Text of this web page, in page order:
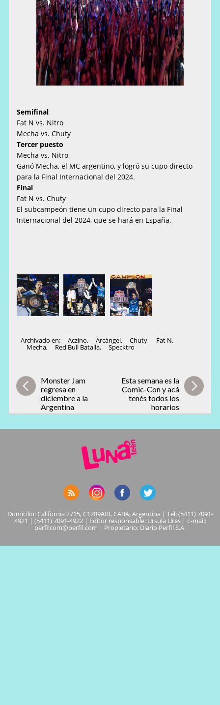
Semifinal
Fat N vs. Nitro
Mecha vs. Chuty
Tercer puesto
Mecha vs. Nitro
Ganó Mecha, el MC argentino, y logró su cupo directo
para la Final Internacional del 2024.
Final
Fat N vs. Chuty
El subcampeón tiene un cupo directo para la Final
Internacional del 2024, que se hará en España.
Archivado en: Aczino, Arcángel, Chuty, Fat N,
Mecha, Red Bull Batalla, Specktro
Monster Jam
regresa en
diciembre a la
Argentina
Esta semana es la
Comic-Con y acá
tenés todos los
horarios
Domicilio: California 2715, C1289ABI, CABA, Argentina | Tel: (5411) 7091-
4921 | (5411) 7091-4922 | Editor responsable: Ursula Ures | E-mail:
perfilcom@perfil.com | Propietario: Diario Perfil S.A.